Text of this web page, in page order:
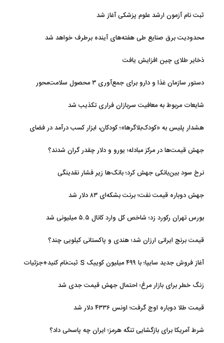
ثبت نام آزمون ارشد علوم پزشکی آغاز شد
محدودیت‌ برق صنایع طی هفته‌های آینده برطرف خواهد شد
ذخایر طلای چین افزایش یافت
دستور سازمان غذا و دارو برای جمع‌آوری ۳ محصول سلامت‌محور
شایعات مربوط به معافیت سربازان فراری تکذیب شد
هشدار پلیس به «کودک‌بلاگرها»؛ کودکان، ابزار کسب درآمد در فضای
جهش قیمت‌ها در مرکز مبادله؛ یورو و دلار چقدر گران شدند؟
نرخ سود بین‌بانکی جهش کرد؛ بانک‌ها زیر فشار نقدینگی
جهش دوباره قیمت نفت؛ برنت بشکه‌ای ۸۳ دلار شد
بورس تهران رکورد زد؛ شاخص کل وارد کانال ۵.۵ میلیونی شد
قیمت برنج ایرانی ارزان شد؛ هندی و پاکستانی کیلویی چند؟
آغاز فروش جدید سایپا؛ با ۴۹۹ میلیون کوییک S ثبت‌نام کنید+جزئیات
زنگ خطر برای بازار مرغ؛ احتمال جهش قیمت جدی شد
قیمت طلا دوباره اوج گرفت؛ اونس ۴۳۳۶ دلار شد
شرط آمریکا برای بازگشایی تنگه هرمز؛ ایران چه پاسخی داد؟